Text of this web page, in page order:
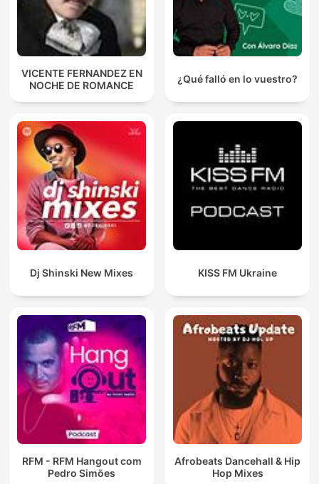
VICENTE FERNANDEZ EN
NOCHE DE ROMANCE
¿Qué falló en lo vuestro?
Dj Shinski New Mixes KISS FM Ukraine
RFM - RFM Hangout com
Pedro Simões
Afrobeats Dancehall & Hip
Hop Mixes